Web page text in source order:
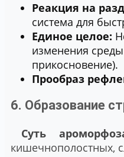
Реакция на
система для
Единое целое:
изменения
прикосновение).
Прообраз
6. Образование
Суть
кишечнополостных,